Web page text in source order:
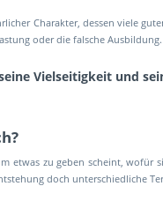
Charakter, dessen viele
oder die falsche Ausbildung.
Vielseitigkeit und
etwas zu geben scheint,
doch